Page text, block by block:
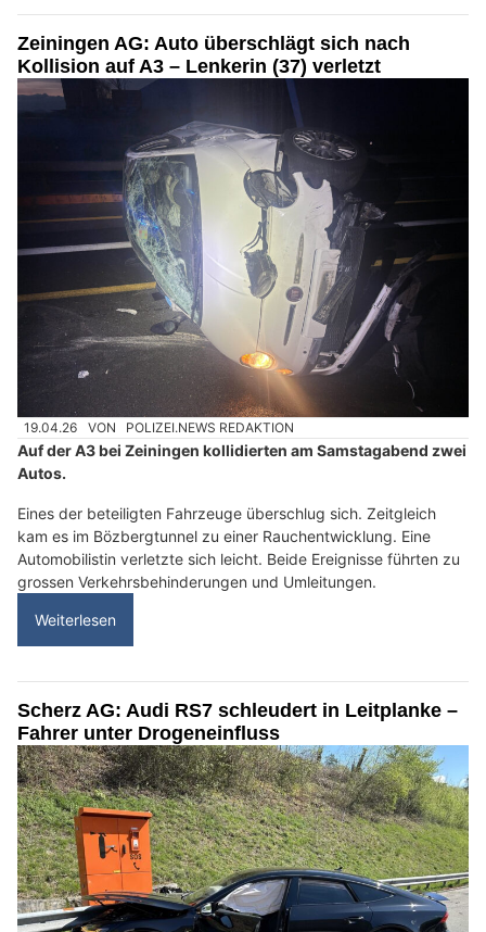
Zeiningen AG: Auto überschlägt sich nach
Kollision auf A3 – Lenkerin (37) verletzt
19.04.26 VON POLIZEI.NEWS REDAKTION
Auf der A3 bei Zeiningen kollidierten am Samstagabend zwei
Autos.
Eines der beteiligten Fahrzeuge überschlug sich. Zeitgleich
kam es im Bözbergtunnel zu einer Rauchentwicklung. Eine
Automobilistin verletzte sich leicht. Beide Ereignisse führten zu
grossen Verkehrsbehinderungen und Umleitungen.
Weiterlesen
Scherz AG: Audi RS7 schleudert in Leitplanke –
Fahrer unter Drogeneinfluss